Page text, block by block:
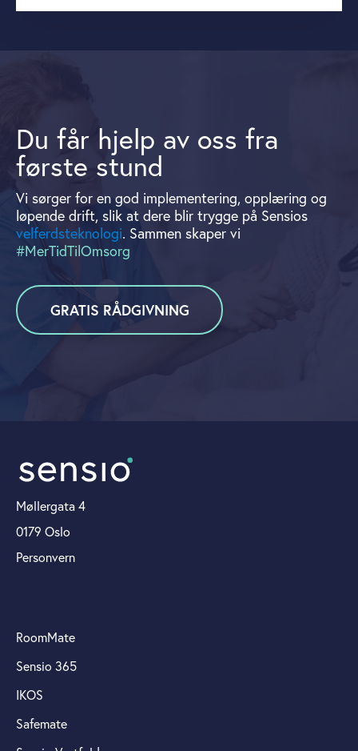
Du får hjelp av oss fra
første stund
Vi sørger for en god implementering, opplæring og
løpende drift, slik at dere blir trygge på Sensios
velferdsteknologi. Sammen skaper vi
#MerTidTilOmsorg
GRATIS RÅDGIVNING
Møllergata 4
0179 Oslo
Personvern
RoomMate
Sensio 365
IKOS
Safemate